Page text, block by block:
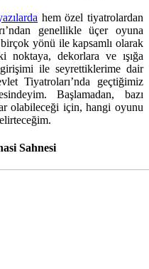
hem özel tiyatrolardan
genellikle üçer oyuna
birçok yönü ile kapsamlı olarak
dekorlara ve ışığa
ile seyrettiklerime dair
Tiyatroları’nda geçtiğimiz
Başlamadan, bazı
olabileceği için, hangi oyunu
Sahnesi